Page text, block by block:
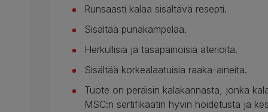
Runsaasti kalaa sisältävä resepti.
Sisältää punakampelaa.
Herkullisia ja tasapainoisia aterioita.
Sisältää korkealaatuisia raaka-aineita.
Tuote on peräisin kalakannasta, jonka
MSC:n sertifikaatin hyvin hoidetusta ja